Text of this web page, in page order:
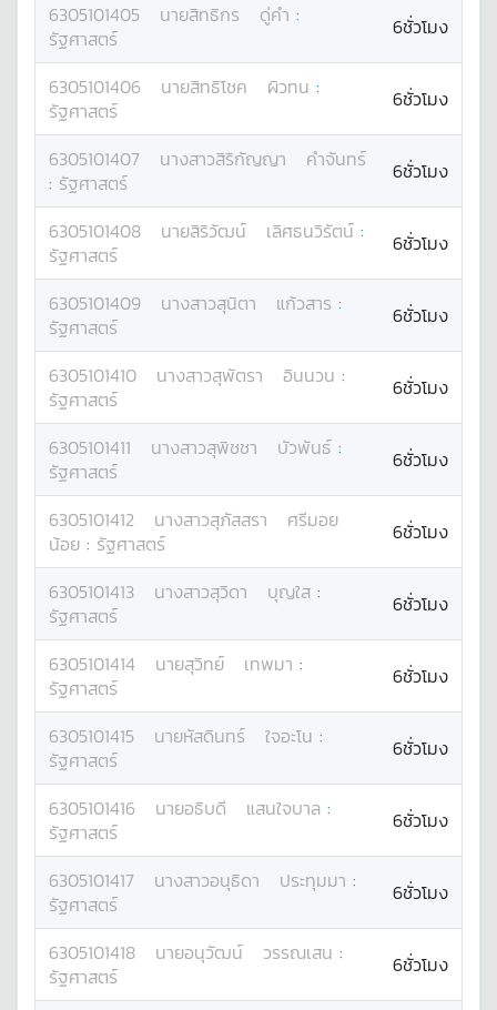
6305101405 นายสิทธิกร ดู่คำ :
รัฐศาสตร์
6ชั่วโมง
6305101406 นายสิทธิโชค ผิวทน :
รัฐศาสตร์
6ชั่วโมง
6305101407 นางสาวสิริกัญญา
คำจันทร์
: รัฐศาสตร์ 6ชั่วโมง
6305101408 นายสิริวัฒน์ เลิศธนวิรัตน์ :
รัฐศาสตร์
6ชั่วโมง
6305101409 นางสาวสุนิตา แก้วสาร :
รัฐศาสตร์
6ชั่วโมง
6305101410 นางสาวสุพัตรา อินนวน :
รัฐศาสตร์
6ชั่วโมง
6305101411 นางสาวสุพิชชา บัวพันธ์ :
รัฐศาสตร์
6ชั่วโมง
6305101412 นางสาวสุภัสสรา
ศรีมอย
น้อย : รัฐศาสตร์ 6ชั่วโมง
6305101413 นางสาวสุวิดา บุญใส :
รัฐศาสตร์
6ชั่วโมง
6305101414 นายสุวิทย์ เทพมา :
รัฐศาสตร์
6ชั่วโมง
6305101415 นายหัสดินทร์ ใจอะโน :
รัฐศาสตร์
6ชั่วโมง
6305101416 นายอธิบดี แสนใจบาล :
รัฐศาสตร์
6ชั่วโมง
6305101417 นางสาวอนุธิดา ประทุมมา :
รัฐศาสตร์
6ชั่วโมง
6305101418 นายอนุวัฒน์ วรรณเสน :
รัฐศาสตร์
6ชั่วโมง